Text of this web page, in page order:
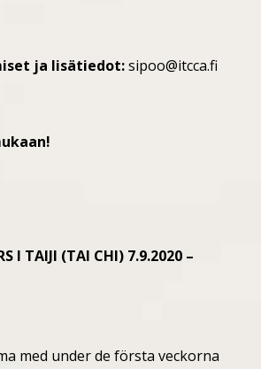
ja lisätiedot:sipoo@itcca.fi
I TAIJI (TAI CHI) 7.9.2020 –
med under de första veckorna